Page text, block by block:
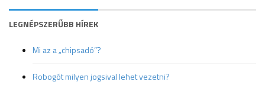
LEGNÉPSZERŰBB HÍREK
Mi az a „chipsadó”?
Robogót milyen jogsival lehet vezetni?